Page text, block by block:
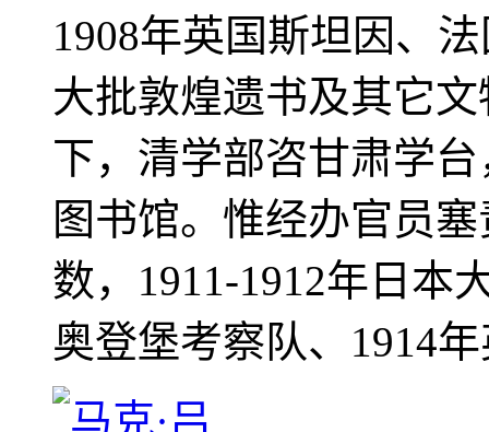
1908年英国斯坦因、
大批敦煌遗书及其它
下，清学部咨甘肃学
图书馆。惟经办官员
数，1911-1912年日本
奥登堡考察队、1914